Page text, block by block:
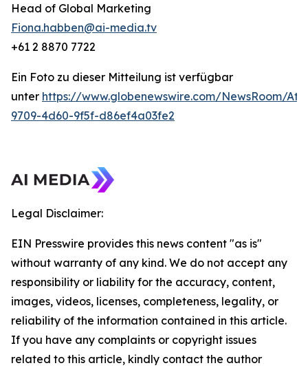
Head of Global Marketing
Fiona.habben@ai-media.tv
+61 2 8870 7722
Ein Foto zu dieser Mitteilung ist verfügbar
unter https://www.globenewswire.com/NewsRoom/
9709-4d60-9f5f-d86ef4a03fe2
Legal Disclaimer:
EIN Presswire provides this news content "as is"
without warranty of any kind. We do not accept any
responsibility or liability for the accuracy, content,
images, videos, licenses, completeness, legality, or
reliability of the information contained in this article.
If you have any complaints or copyright issues
related to this article, kindly contact the author